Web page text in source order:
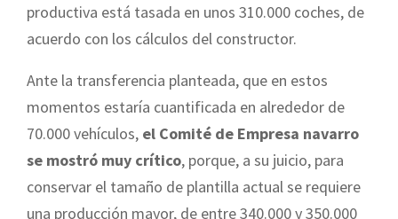
productiva está tasada en unos 310.000 coches, de
acuerdo con los cálculos del constructor.
Ante la transferencia planteada, que en estos
momentos estaría cuantificada en alrededor de
70.000 vehículos, el Comité de Empresa navarro
se mostró muy crítico, porque, a su juicio, para
conservar el tamaño de plantilla actual se requiere
una producción mayor, de entre 340.000 y 350.000